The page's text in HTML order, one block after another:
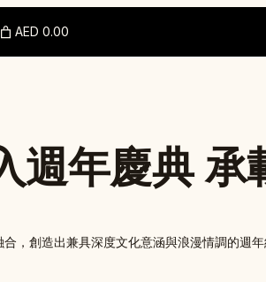
AED 0.00
週年慶典 承
，創造出兼具深度文化意涵與浪漫情調的週